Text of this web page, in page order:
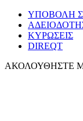
ΥΠΟΒΟΛΗ
ΚΥΡΩΣΕΙΣ
DIREQT
ΑΚΟΛΟΥΘΗΣΤΕ